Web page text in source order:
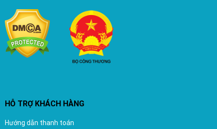
HỖ TRỢ KHÁCH HÀNG
Hướng dẫn thanh toán